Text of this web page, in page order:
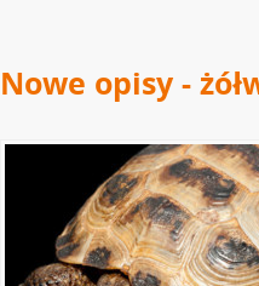
Nowe opisy -